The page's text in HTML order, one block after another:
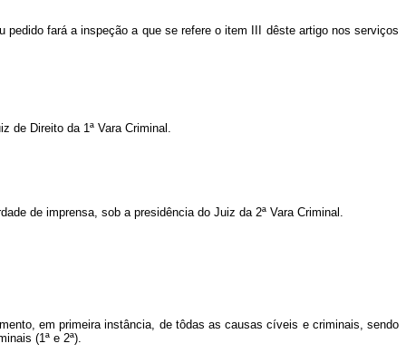
fará a inspeção a que se refere o item III dêste artigo nos serviços
de Direito da 1ª Vara Criminal.
de imprensa, sob a presidência do Juiz da 2ª Vara Criminal.
em primeira instância, de tôdas as causas cíveis e criminais, sendo
(1ª e 2ª).